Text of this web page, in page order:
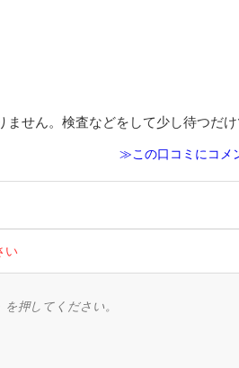
せん。検査などをして少し待つだけ
≫この口コミにコメ
い